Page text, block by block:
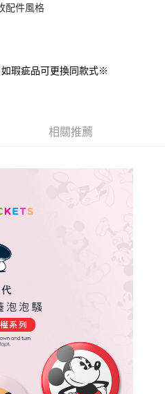
付款」的支付方式。 讓您購物簡單
、不需儲值。
，即可結帳。
付」後，將跳轉至「AFTEE先享後付」
後，即可完成結帳。
support/home
之「AFTEE先享後付」服務完成之交
資料，並將交易相關給付款項請求債
下網址：
理人或監護人之同意方可使用
者引起之損失，本公司不負相關責
據個別帳號之用戶狀況，依本公司即
運費
運費
配件風格
瑕疵品可更換同款式※
相關推薦